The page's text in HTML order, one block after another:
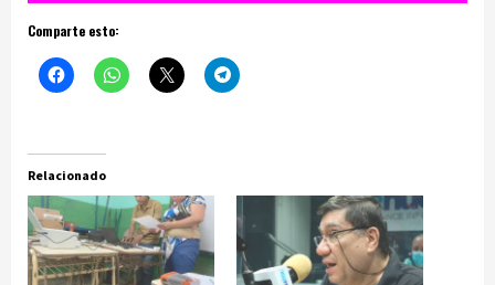
Comparte esto:
Relacionado